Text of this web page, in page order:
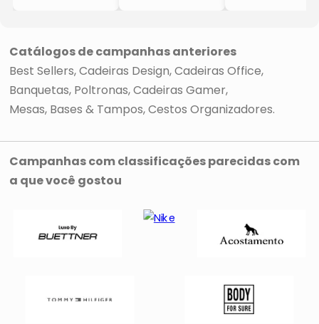
Catálogos de campanhas anteriores
Best Sellers Cadeiras Design Cadeiras Office
Banquetas Poltronas Cadeiras Gamer
Mesas, Bases & Tampos Cestos Organizadores
Campanhas com classificações parecidas com
a que você gostou